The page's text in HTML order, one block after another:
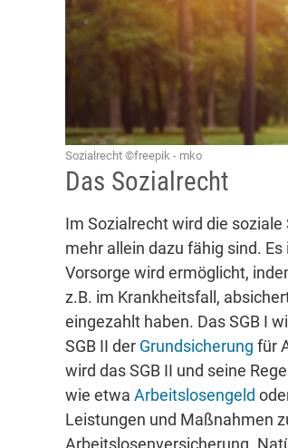
Sozialrecht ©freepik - mko
Das Sozialrecht
Im Sozialrecht wird die
mehr allein dazu fähig sind.
Vorsorge wird ermöglicht,
z.B. im Krankheitsfall,
eingezahlt haben. Das SGB I
SGB II der Grundsicherung für
wird das SGB II und seine
wie etwa Arbeitslosengeld
Leistungen und Maßnahmen
Arbeitslosenversicherung.